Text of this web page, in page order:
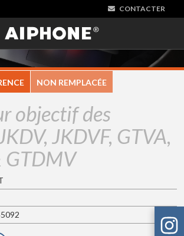
CONTACTER
NON REMPLACÉE
objectif des
JKDVF, GTVA,
GTDMV